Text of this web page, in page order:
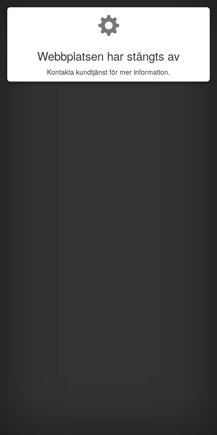
Webbplatsen har stängts av
Kontakta kundtjänst för mer information.